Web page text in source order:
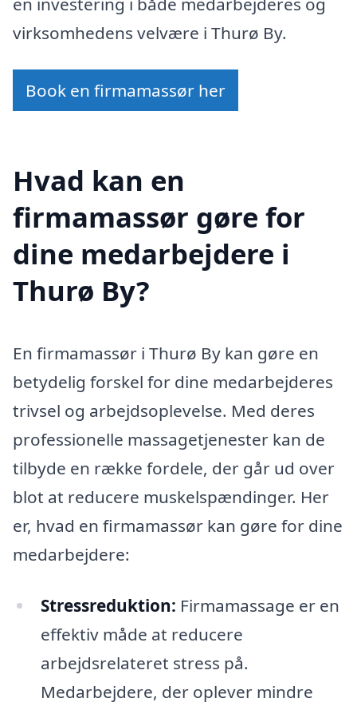
virksomhedens velvære i Thurø By.
Book en firmamassør her
Hvad kan en
firmamassør gøre for
dine medarbejdere i
Thurø By?
En firmamassør i Thurø By kan gøre en
betydelig forskel for dine medarbejderes
trivsel og arbejdsoplevelse. Med deres
professionelle massagetjenester kan de
tilbyde en række fordele, der går ud over
blot at reducere muskelspændinger. Her
er, hvad en firmamassør kan gøre for dine
medarbejdere:
Stressreduktion: Firmamassage er en
effektiv måde at reducere
arbejdsrelateret stress på.
Medarbejdere, der oplever mindre